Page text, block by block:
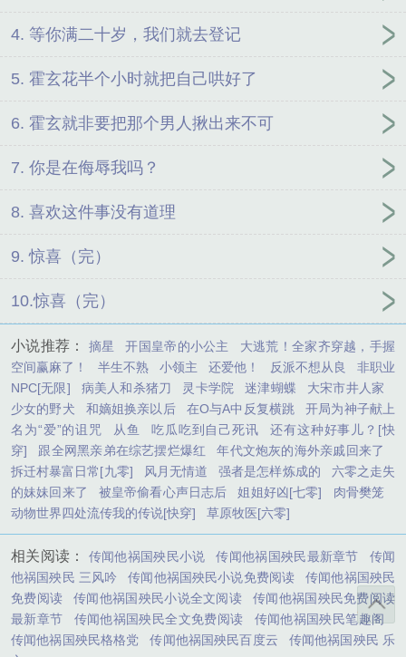
4. 等你满二十岁，我们就去登记
5. 霍玄花半个小时就把自己哄好了
6. 霍玄就非要把那个男人揪出来不可
7. 你是在侮辱我吗？
8. 喜欢这件事没有道理
9. 惊喜（完）
10.惊喜（完）
小说推荐： 摘星 开国皇帝的小公主
大逃荒！全家齐穿越，手握
空间赢麻了！
半生不熟 小领主 还爱他！ 反派不想从良
非职业
NPC[无限]
病美人和杀猪刀 灵卡学院 迷津蝴蝶
大宋市井人家
少女的野犬
和嫡姐换亲以后 在O与A中反复横跳
开局为神子献上
名为“爱”的诅咒
从鱼 吃瓜吃到自己死讯
还有这种好事儿？[快
穿]
跟全网黑亲弟在综艺摆烂爆红
年代文炮灰的海外亲戚回来了
拆迁村暴富日常[九零]
风月无情道 强者是怎样炼成的
六零之走失
的妹妹回来了
被皇帝偷看心声日志后 姐姐好凶[七零]
肉骨樊笼
动物世界四处流传我的传说[快穿]
草原牧医[六零]
相关阅读： 传闻他祸国殃民小说 传闻他祸国殃民最新章节
传闻
他祸国殃民 三风吟
传闻他祸国殃民小说免费阅读
传闻他祸国殃民
免费阅读
传闻他祸国殃民小说全文阅读
传闻他祸国殃民免费阅读
最新章节
传闻他祸国殃民全文免费阅读
传闻他祸国殃民笔趣阁
传闻他祸国殃民格格党
传闻他祸国殃民百度云
传闻他祸国殃民 乐